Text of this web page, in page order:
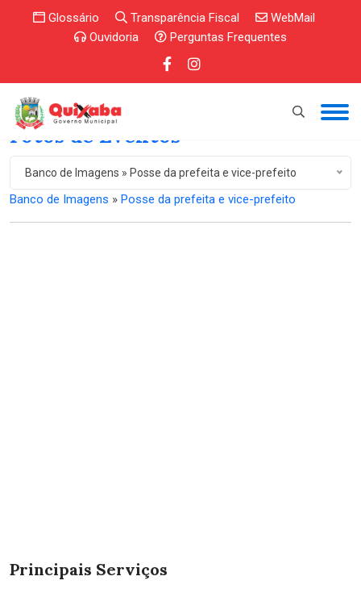
Glossário Transparência Fiscal
WebMail
Ouvidoria
Perguntas Frequentes
Fotos de Eventos
Banco de Imagens » Posse da prefeita e vice-prefeito
Banco de Imagens » Posse da prefeita e vice-prefeito
Principais Serviços